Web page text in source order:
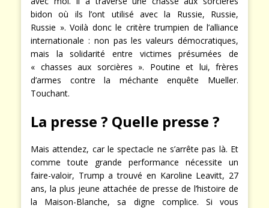
bidon où ils l’ont utilisé avec la Russie, Russie,
Russie ». Voilà donc le critère trumpien de l’alliance
internationale : non pas les valeurs démocratiques,
mais la solidarité entre victimes présumées de
« chasses aux sorcières ». Poutine et lui, frères
d’armes contre la méchante enquête Mueller.
Touchant.
La presse ? Quelle presse ?
Mais attendez, car le spectacle ne s’arrête pas là. Et
comme toute grande performance nécessite un
faire-valoir, Trump a trouvé en Karoline Leavitt, 27
ans, la plus jeune attachée de presse de l’histoire de
la Maison-Blanche, sa digne complice. Si vous